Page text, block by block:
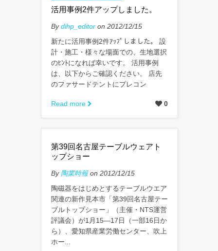
活用事例2件アップしました。
Bydihp_editor on 2012/12/15
新たに活用事例2件ｱｯﾌﾟしました。 設
計・施工・様々な場面での、生地選択
のﾋﾝﾄになれば幸いです。 活用事例
は、以下からご確認ください。 店先
のファサードテントにプレコン
Read more 0
第39回名古屋テーブルウェアト
ップショー
By 陶業時報on 2012/12/15
陶磁器をはじめとするテーブルウエア
関連の新作見本市「第39回名古屋テー
ブルトップショー」（主催・NTS運営
評議会）が1月15―17日（一部16日か
ら）、愛知県産業労働センター、吹上
ホー...